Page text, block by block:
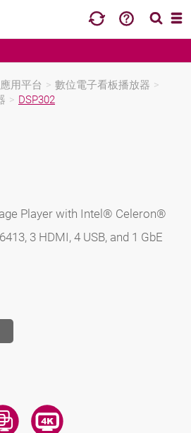
用平台 > 數位電子看板播放器 >
> DSP302
Player with Intel® Celeron®
3 HDMI, 4 USB, and 1 GbE